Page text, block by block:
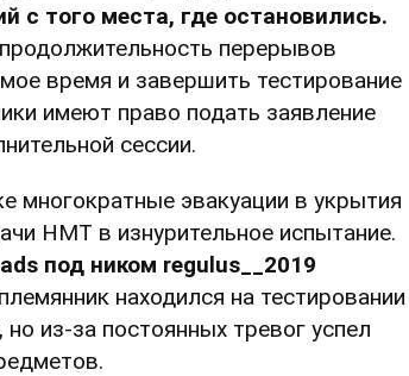
с того места, где остановились.
перерывов
время и завершить тестирование
имеют право подать заявление
сессии.
многократные эвакуации в укрытия
НМТ в изнурительное испытание.
под ником regulus__2019
находился на тестировании
из-за постоянных тревог успел